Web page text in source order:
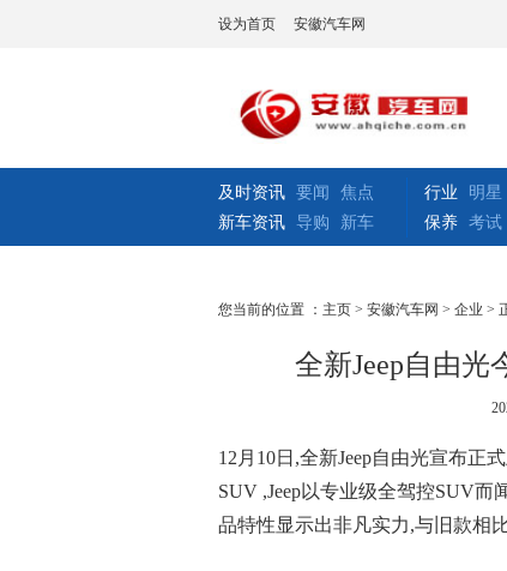
设为首页 安徽汽车网
及时资讯 要闻
焦点
新车资讯 导购 新车
行业 明星
保养 考试
您当前的位置 ： 主页 > 安徽汽车网 > 企业 >
全新Jeep自由光
12月10日,全新Jeep自由光宣布正
SUV ,Jeep以专业级全驾控SUV而
品特性显示出非凡实力,与旧款相